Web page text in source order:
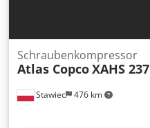
Stawiec 476 km
Schraubenkompressor
Atlas CopcoXAHS 237